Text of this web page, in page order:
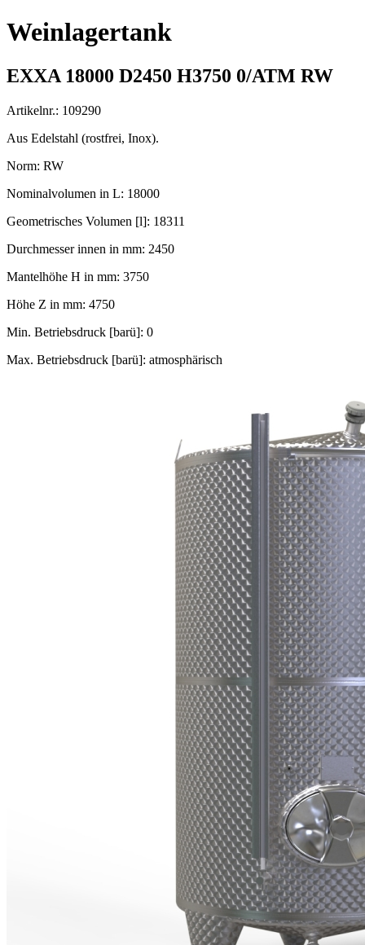
Weinlagertank
EXXA 18000 D2450 H3750 0/ATM RW
Artikelnr.: 109290
Aus Edelstahl (rostfrei, Inox).
Norm: RW
Nominalvolumen in L: 18000
Geometrisches Volumen [l]: 18311
Durchmesser innen in mm: 2450
Mantelhöhe H in mm: 3750
Höhe Z in mm: 4750
Min. Betriebsdruck [barü]: 0
Max. Betriebsdruck [barü]: atmosphärisch